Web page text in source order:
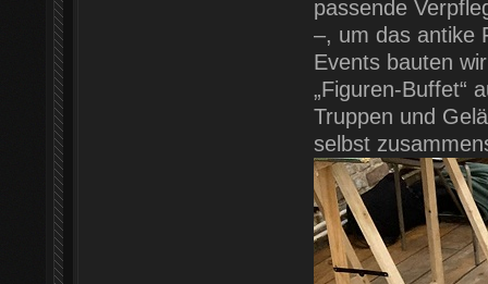
passende
–, um das antike
Events bauten
„Figuren-Buffet“
Truppen und
selbst